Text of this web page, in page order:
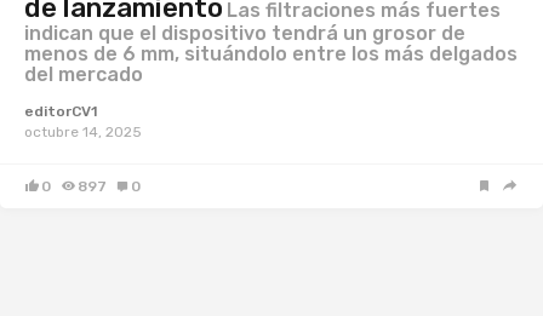
de lanzamiento Las filtraciones más fuertes
indican que el dispositivo tendrá un grosor de
menos de 6 mm, situándolo entre los más delgados
del mercado
editorCV1
octubre 14, 2025
0 897 0